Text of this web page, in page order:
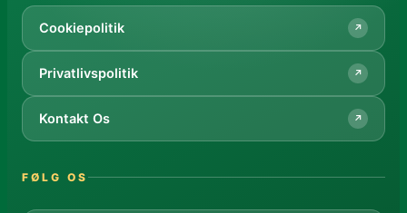
Cookiepolitik ↗
Privatlivspolitik ↗
Kontakt Os ↗
FØLG OS